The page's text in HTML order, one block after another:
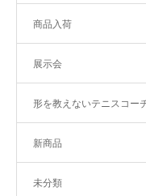
商品入荷
展示会
形を教えないテニスコー
新商品
未分類